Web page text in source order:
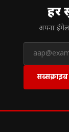
हर
अपना